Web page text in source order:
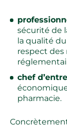
sécurité de
la qualité
respect
chef
pharmacie.